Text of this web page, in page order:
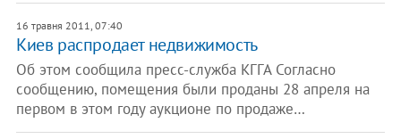
16 травня 2011, 07:40
Киев распродает недвижимость
Об этом сообщила пресс-служба КГГА Согласно
сообщению, помещения были проданы 28 апреля на
первом в этом году аукционе по продаже…